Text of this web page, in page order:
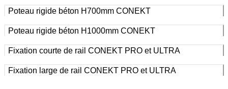
Poteau rigide béton H700mm CONEKT
Poteau rigide béton H1000mm CONEKT
Fixation courte de rail CONEKT PRO et ULTRA
Fixation large de rail CONEKT PRO et ULTRA